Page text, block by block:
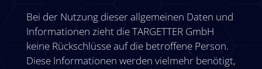
Bei der Nutzung dieser allgemeinen Daten und
Informationen zieht die TARGETTER GmbH
keine Rückschlüsse auf die betroffene Person.
Diese Informationen werden vielmehr benötigt,